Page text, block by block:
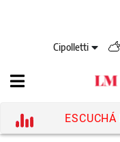
Cipolletti
ESCUCHÁ